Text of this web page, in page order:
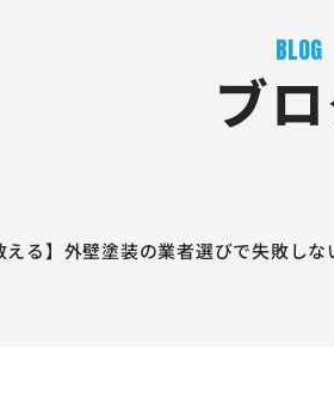
BLOG
ブ
える】外壁塗装の業者選びで失敗しな